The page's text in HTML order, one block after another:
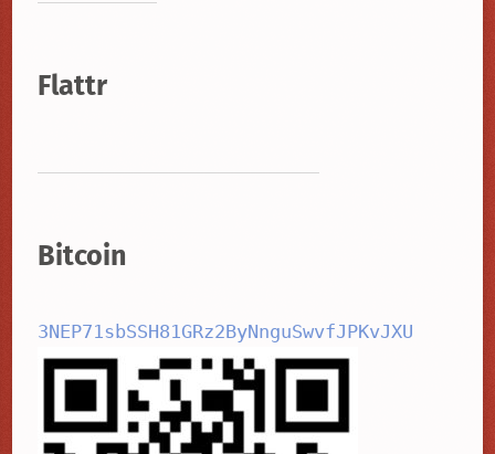
Flattr
Bitcoin
3NEP71sbSSH81GRz2ByNnguSwvfJPKvJXU